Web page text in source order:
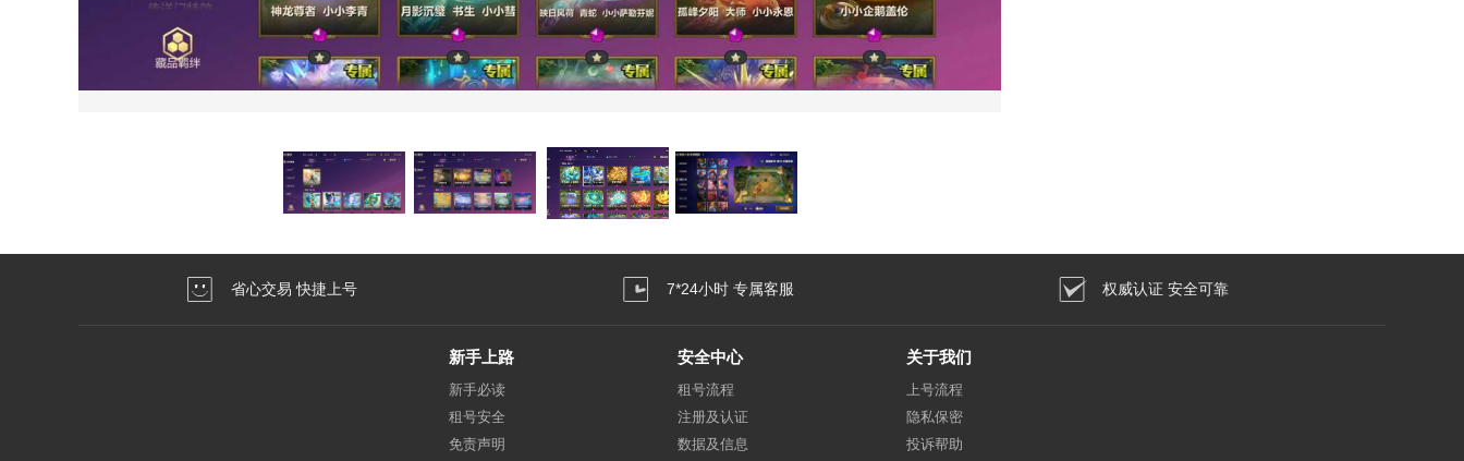
省心交易 快捷上号 7*24小时 专属客服 权威认证 安全可靠
新手上路 安全中心 关于我们
新手必读 租号流程
上号流程
租号安全
注册及认证
隐私保密
免责声明
数据及信息 投诉帮助